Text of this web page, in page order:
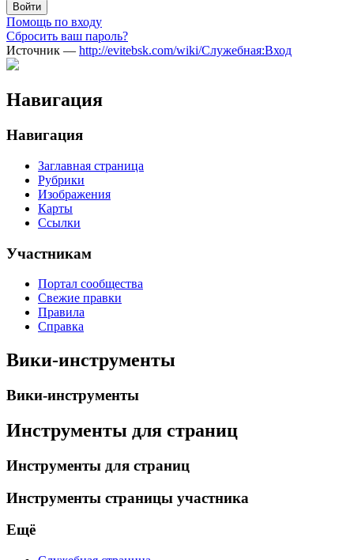
Войти
Помощь по входу
Сбросить ваш пароль?
Источник — http://evitebsk.com/wiki/Служебная:Вход
Навигация
Навигация
Заглавная страница
Рубрики
Изображения
Карты
Ссылки
Участникам
Портал сообщества
Свежие правки
Правила
Справка
Вики-инструменты
Вики-инструменты
Инструменты для страниц
Инструменты для страниц
Инструменты страницы участника
Ещё